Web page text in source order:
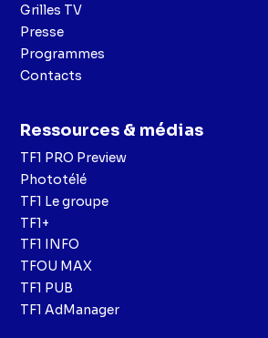
Grilles TV
Presse
Programmes
Contacts
Ressources & médias
TF1 PRO Preview
Phototélé
TF1 Le groupe
TF1+
TF1 INFO
TFOU MAX
TF1 PUB
TF1 AdManager